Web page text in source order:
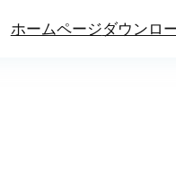
ホームページダウンロ